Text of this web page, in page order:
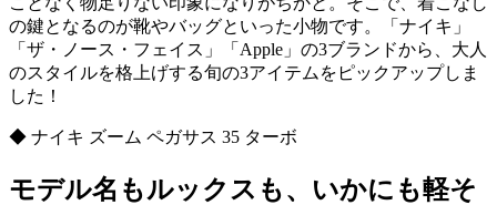
の鍵となるのが靴やバッグといった小物です。「ナイキ」
「ザ・ノース・フェイス」「Apple」の3ブランドから、大人
のスタイルを格上げする旬の3アイテムをピックアップしま
した！
◆ ナイキ ズーム ペガサス 35 ターボ
モデル名もルックスも、いかにも軽そ